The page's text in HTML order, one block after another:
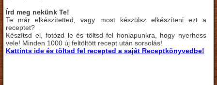
Írd meg nekünk Te!
Te már elkészítetted, vagy most készülsz elkészíteni ezt a
receptet?
Készítsd el, fotózd le és töltsd fel honlapunkra, hogy nyerhess
vele! Minden 1000 új feltöltött recept után sorsolás!
Kattints ide és töltsd fel recepted a saját Receptkönyvedbe!